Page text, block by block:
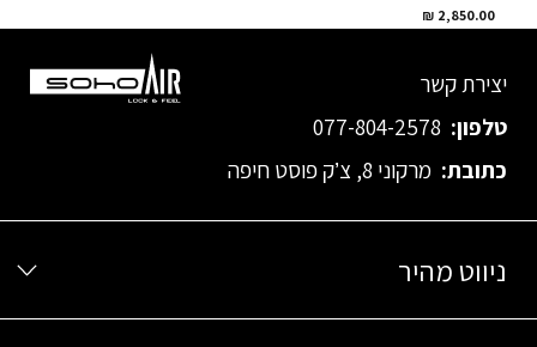
2,850.00
₪
יצירת קשר
טלפון: 077-804-2578
כתובת: מרקוני 8, צ’ק פוסט חיפה
ניווט מהיר